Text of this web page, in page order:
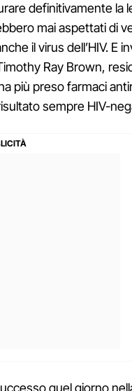
definitivamente la
mai aspettati di
il virus dell’HIV. E
Ray Brown,
più preso farmaci
sempre HIV-
quel giorno